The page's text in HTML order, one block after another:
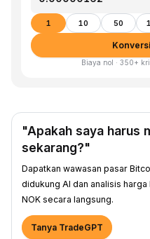
1 10 50
Biaya nol · 350+
"Apakah saya harus
sekarang?"
Dapatkan wawasan pasar
didukung AI dan analisis harga
NOK secara langsung.
Tanya TradeGPT